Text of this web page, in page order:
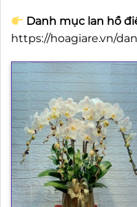
Danh mục lan hồ
https://hoagiare.vn/